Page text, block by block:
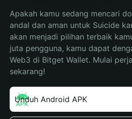
Apakah kamu sedang mencari
andal dan aman untuk Suicide
akan menjadi pilihan terbaik
juta pengguna, kamu dapat
Web3 di Bitget Wallet. Mulai
sekarang!
Unduh Android APK